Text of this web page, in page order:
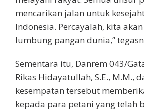
mencarikan jalan untuk
Indonesia. Percayalah, kita
lumbung pangan dunia,”
Sementara itu, Danrem 043/
Rikas Hidayatullah, S.E., M.M.,
kesempatan tersebut
kepada para petani yang telah